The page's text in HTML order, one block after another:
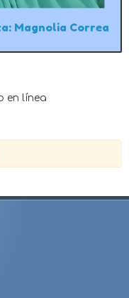
Magnolia Correa
en línea